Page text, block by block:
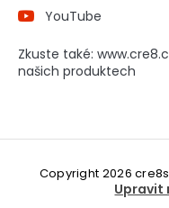
YouTube
Zkuste také:
našich produktech
Copyright 2026
Upravit